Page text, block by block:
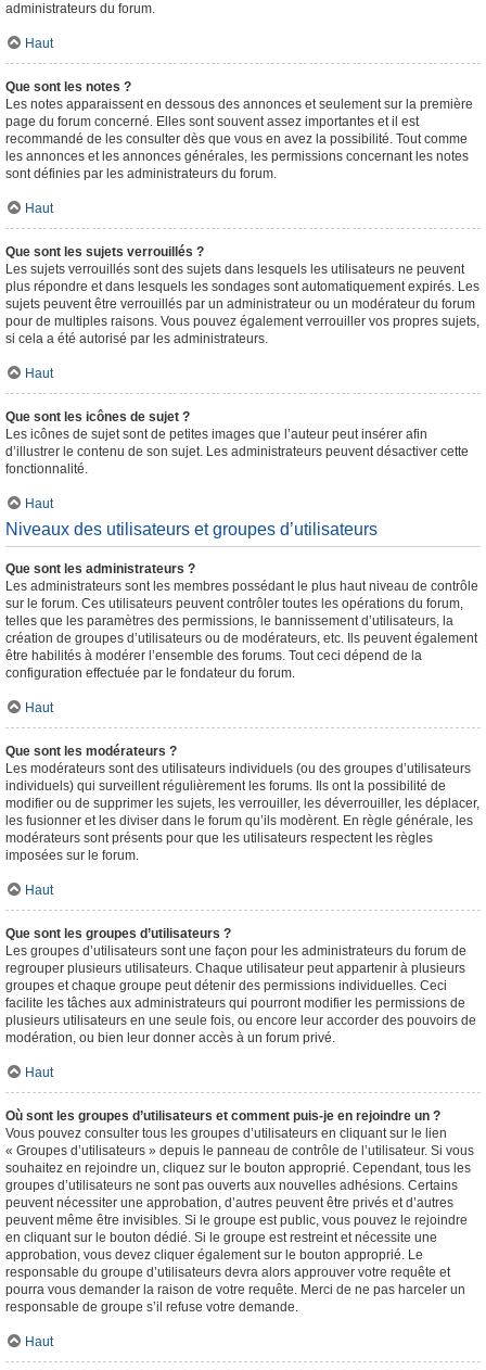
administrateurs du forum.
Haut
Que sont les notes ?
Les notes apparaissent en dessous des annonces et seulement sur la première
page du forum concerné. Elles sont souvent assez importantes et il est
recommandé de les consulter dès que vous en avez la possibilité. Tout comme
les annonces et les annonces générales, les permissions concernant les notes
sont définies par les administrateurs du forum.
Haut
Que sont les sujets verrouillés ?
Les sujets verrouillés sont des sujets dans lesquels les utilisateurs ne peuvent
plus répondre et dans lesquels les sondages sont automatiquement expirés. Les
sujets peuvent être verrouillés par un administrateur ou un modérateur du forum
pour de multiples raisons. Vous pouvez également verrouiller vos propres sujets,
si cela a été autorisé par les administrateurs.
Haut
Que sont les icônes de sujet ?
Les icônes de sujet sont de petites images que l’auteur peut insérer afin
d’illustrer le contenu de son sujet. Les administrateurs peuvent désactiver cette
fonctionnalité.
Haut
Niveaux des utilisateurs et groupes d’utilisateurs
Que sont les administrateurs ?
Les administrateurs sont les membres possédant le plus haut niveau de contrôle
sur le forum. Ces utilisateurs peuvent contrôler toutes les opérations du forum,
telles que les paramètres des permissions, le bannissement d’utilisateurs, la
création de groupes d’utilisateurs ou de modérateurs, etc. Ils peuvent également
être habilités à modérer l’ensemble des forums. Tout ceci dépend de la
configuration effectuée par le fondateur du forum.
Haut
Que sont les modérateurs ?
Les modérateurs sont des utilisateurs individuels (ou des groupes d’utilisateurs
individuels) qui surveillent régulièrement les forums. Ils ont la possibilité de
modifier ou de supprimer les sujets, les verrouiller, les déverrouiller, les déplacer,
les fusionner et les diviser dans le forum qu’ils modèrent. En règle générale, les
modérateurs sont présents pour que les utilisateurs respectent les règles
imposées sur le forum.
Haut
Que sont les groupes d’utilisateurs ?
Les groupes d’utilisateurs sont une façon pour les administrateurs du forum de
regrouper plusieurs utilisateurs. Chaque utilisateur peut appartenir à plusieurs
groupes et chaque groupe peut détenir des permissions individuelles. Ceci
facilite les tâches aux administrateurs qui pourront modifier les permissions de
plusieurs utilisateurs en une seule fois, ou encore leur accorder des pouvoirs de
modération, ou bien leur donner accès à un forum privé.
Haut
Où sont les groupes d’utilisateurs et comment puis-je en rejoindre un ?
Vous pouvez consulter tous les groupes d’utilisateurs en cliquant sur le lien
« Groupes d’utilisateurs » depuis le panneau de contrôle de l’utilisateur. Si vous
souhaitez en rejoindre un, cliquez sur le bouton approprié. Cependant, tous les
groupes d’utilisateurs ne sont pas ouverts aux nouvelles adhésions. Certains
peuvent nécessiter une approbation, d’autres peuvent être privés et d’autres
peuvent même être invisibles. Si le groupe est public, vous pouvez le rejoindre
en cliquant sur le bouton dédié. Si le groupe est restreint et nécessite une
approbation, vous devez cliquer également sur le bouton approprié. Le
responsable du groupe d’utilisateurs devra alors approuver votre requête et
pourra vous demander la raison de votre requête. Merci de ne pas harceler un
responsable de groupe s’il refuse votre demande.
Haut